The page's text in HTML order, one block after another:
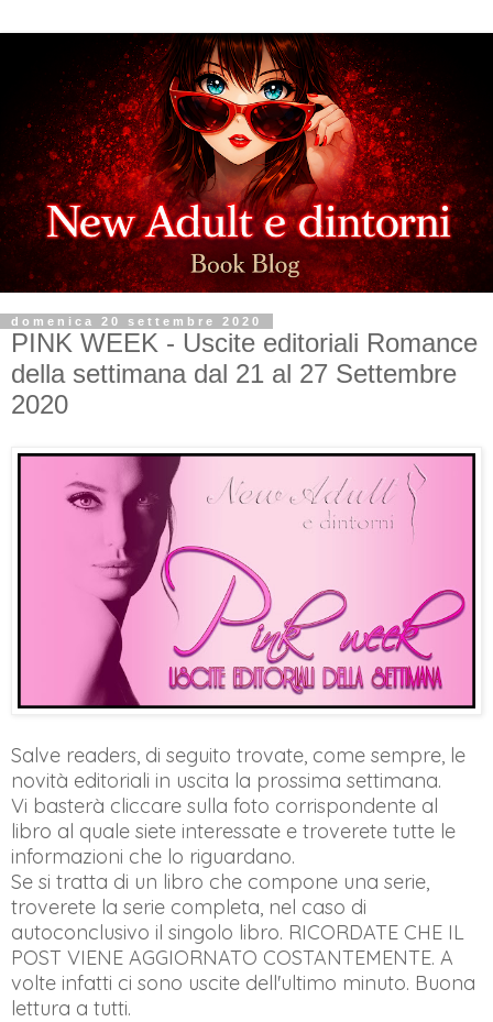
domenica 20 settembre 2020
PINK WEEK - Uscite editoriali Romance
della settimana dal 21 al 27 Settembre
2020
Salve readers, di seguito trovate, come sempre, le
novità editoriali in uscita la prossima settimana.
Vi basterà cliccare sulla foto corrispondente al
libro al quale siete interessate e troverete tutte le
informazioni che lo riguardano.
Se si tratta di un libro che compone una serie,
troverete la serie completa, nel caso di
autoconclusivo il singolo libro. RICORDATE CHE IL
POST VIENE AGGIORNATO COSTANTEMENTE. A
volte infatti ci sono uscite dell'ultimo minuto. Buona
lettura a tutti.